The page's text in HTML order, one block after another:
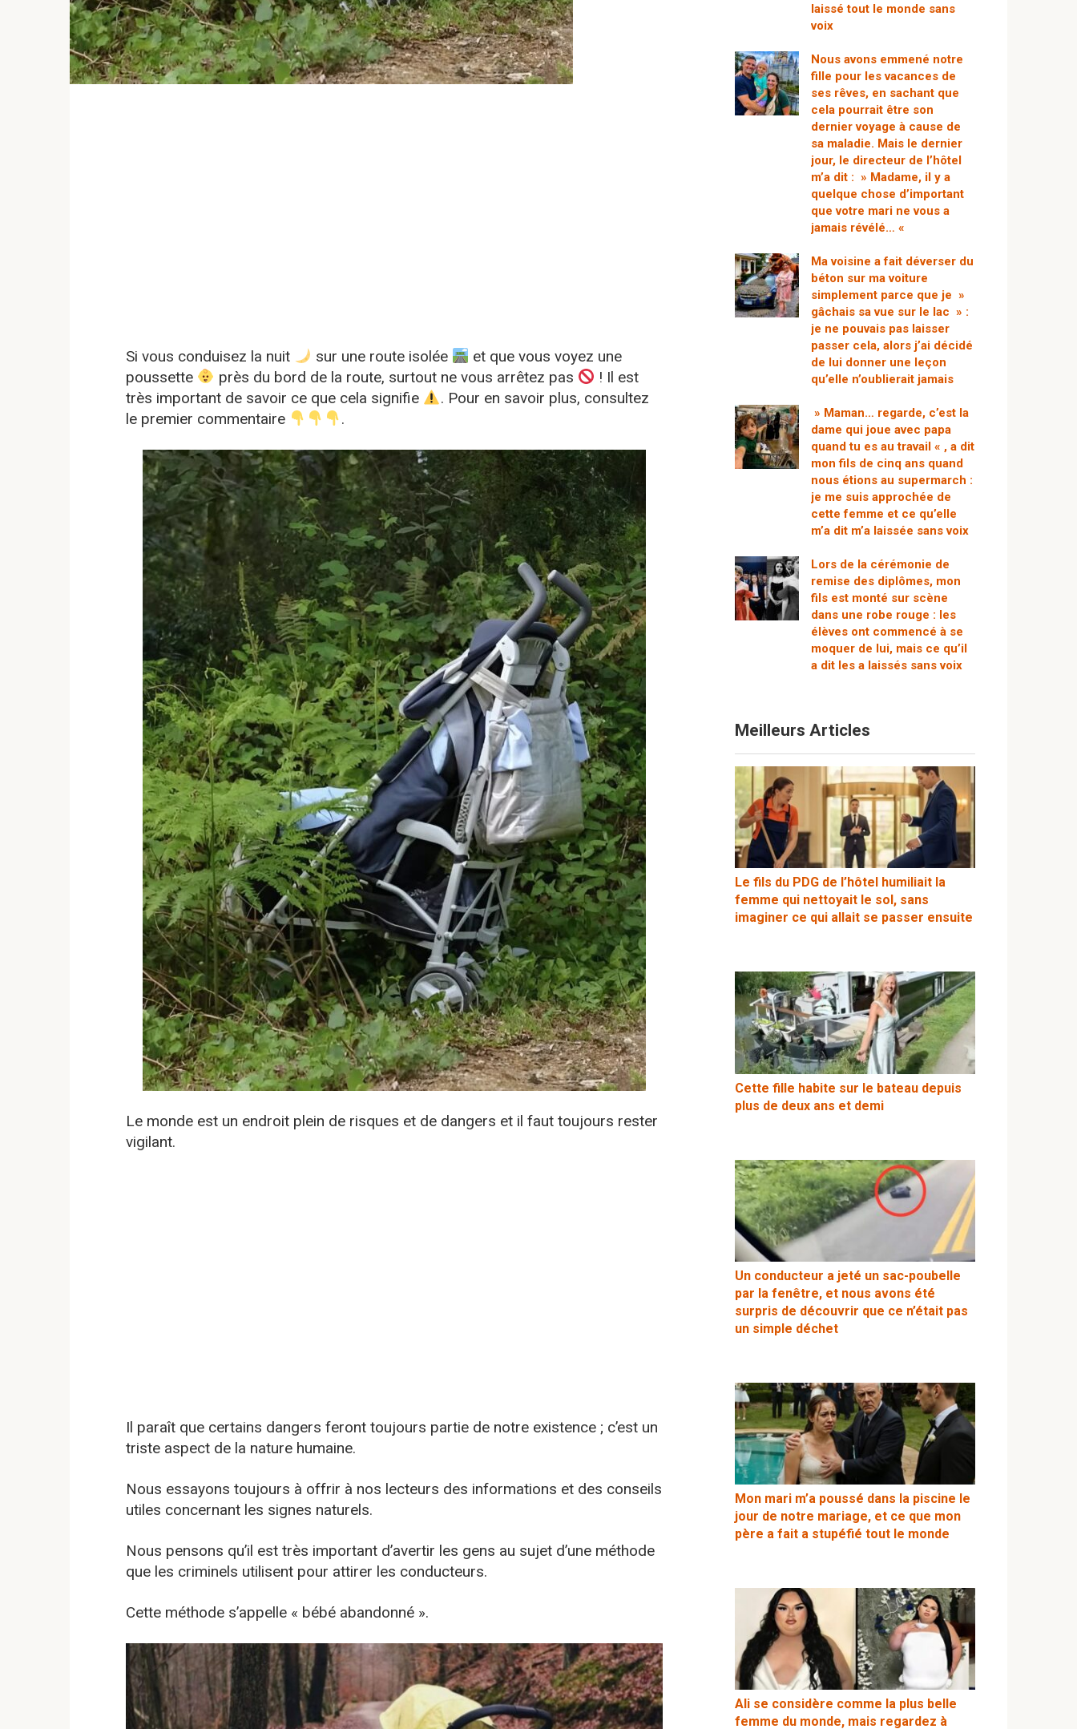
Si vous conduisez la nuit sur une route isolée
et que vous voyez une
poussette
près du bord de la route, surtout ne vous arrêtez pas
! Il est
très important de savoir ce que cela signifie
. Pour en savoir plus, consultez
le premier commentaire
.
Le monde est un endroit plein de risques et de dangers et il faut toujours rester
vigilant.
Il paraît que certains dangers feront toujours partie de notre existence ; c’est un
triste aspect de la nature humaine.
Nous essayons toujours à offrir à nos lecteurs des informations et des conseils
utiles concernant les signes naturels.
Nous pensons qu’il est très important d’avertir les gens au sujet d’une méthode
que les criminels utilisent pour attirer les conducteurs.
Cette méthode s’appelle « bébé abandonné ».
laissé tout le monde sans
voix
Nous avons emmené notre
fille pour les vacances de
ses rêves, en sachant que
cela pourrait être son
dernier voyage à cause de
sa maladie. Mais le dernier
jour, le directeur de l’hôtel
m’a dit : » Madame, il y a
quelque chose d’important
que votre mari ne vous a
jamais révélé… «
Ma voisine a fait déverser du
béton sur ma voiture
simplement parce que je »
gâchais sa vue sur le lac » :
je ne pouvais pas laisser
passer cela, alors j’ai décidé
de lui donner une leçon
qu’elle n’oublierait jamais
» Maman… regarde, c’est la
dame qui joue avec papa
quand tu es au travail « , a dit
mon fils de cinq ans quand
nous étions au supermarch :
je me suis approchée de
cette femme et ce qu’elle
m’a dit m’a laissée sans voix
Lors de la cérémonie de
remise des diplômes, mon
fils est monté sur scène
dans une robe rouge : les
élèves ont commencé à se
moquer de lui, mais ce qu’il
a dit les a laissés sans voix
Meilleurs Articles
Le fils du PDG de l’hôtel humiliait la
femme qui nettoyait le sol, sans
imaginer ce qui allait se passer ensuite
Cette fille habite sur le bateau depuis
plus de deux ans et demi
Un conducteur a jeté un sac-poubelle
par la fenêtre, et nous avons été
surpris de découvrir que ce n’était pas
un simple déchet
Mon mari m’a poussé dans la piscine le
jour de notre mariage, et ce que mon
père a fait a stupéfié tout le monde
Ali se considère comme la plus belle
femme du monde, mais regardez à